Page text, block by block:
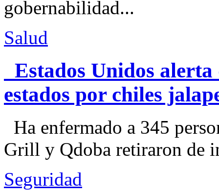
gobernabilidad...
Salud
Estados Unidos alerta
estados por chiles
Ha enfermado a 345
Grill y Qdoba retiraron de
Seguridad